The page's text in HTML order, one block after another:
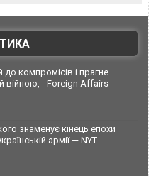
компромісів і прагне
війною, - Foreign Affairs
знаменує кінець епохи
армії — NYT